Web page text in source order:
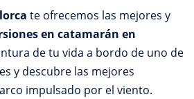
te ofrecemos las mejores y
en catamarán en
de tu vida a bordo de uno de
y descubre las mejores
impulsado por el viento.